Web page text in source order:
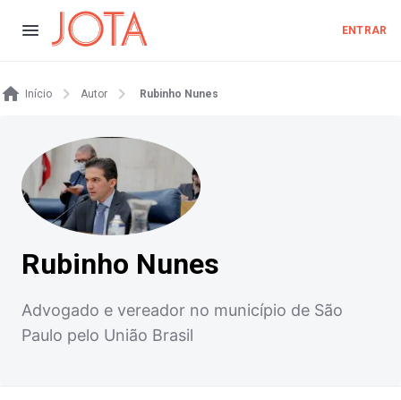
ENTRAR
Início Autor Rubinho Nunes
Rubinho Nunes
Advogado e vereador no município de São
Paulo pelo União Brasil